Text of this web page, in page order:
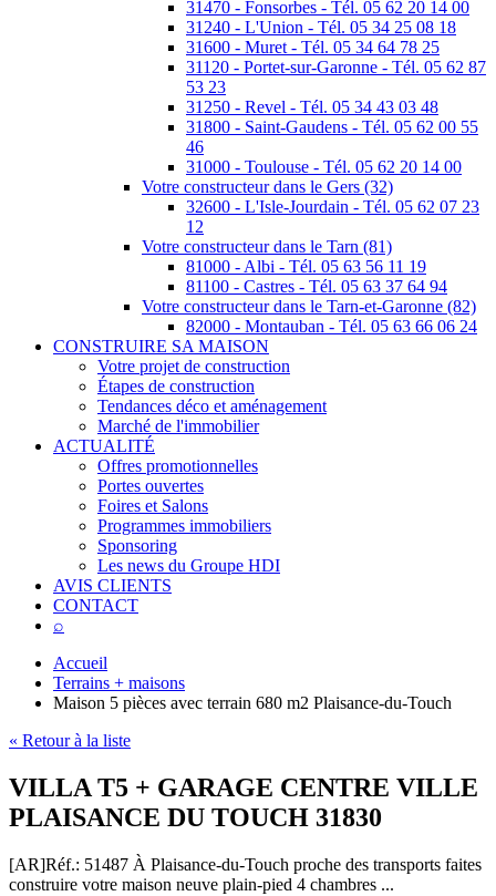
31470 - Fonsorbes - Tél. 05 62 20 14 00
31240 - L'Union - Tél. 05 34 25 08 18
31600 - Muret - Tél. 05 34 64 78 25
31120 - Portet-sur-Garonne - Tél. 05 62 87
53 23
31250 - Revel - Tél. 05 34 43 03 48
31800 - Saint-Gaudens - Tél. 05 62 00 55
46
31000 - Toulouse - Tél. 05 62 20 14 00
Votre constructeur dans le Gers (32)
32600 - L'Isle-Jourdain - Tél. 05 62 07 23
12
Votre constructeur dans le Tarn (81)
81000 - Albi - Tél. 05 63 56 11 19
81100 - Castres - Tél. 05 63 37 64 94
Votre constructeur dans le Tarn-et-Garonne (82)
82000 - Montauban - Tél. 05 63 66 06 24
CONSTRUIRE SA MAISON
Votre projet de construction
Étapes de construction
Tendances déco et aménagement
Marché de l'immobilier
ACTUALITÉ
Offres promotionnelles
Portes ouvertes
Foires et Salons
Programmes immobiliers
Sponsoring
Les news du Groupe HDI
AVIS CLIENTS
CONTACT
⌕
Accueil
Terrains + maisons
Maison 5 pièces avec terrain 680 m2 Plaisance-du-Touch
« Retour à la liste
VILLA T5 + GARAGE CENTRE VILLE
PLAISANCE DU TOUCH 31830
[AR]Réf.: 51487 À Plaisance-du-Touch proche des transports faites
construire votre maison neuve plain-pied 4 chambres ...